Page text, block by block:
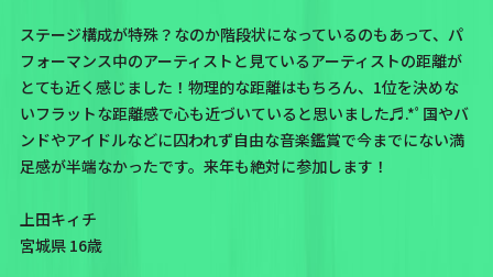
ステージ構成が特殊？なのか階段状になっているのもあって、パ
フォーマンス中のアーティストと見ているアーティストの距離が
とても近く感じました！物理的な距離はもちろん、1位を決めな
いフラットな距離感で心も近づいていると思いました♬.*ﾟ国やバ
ンドやアイドルなどに囚われず自由な音楽鑑賞で今までにない満
足感が半端なかったです。来年も絶対に参加します！
上田キィチ
宮城県 16歳